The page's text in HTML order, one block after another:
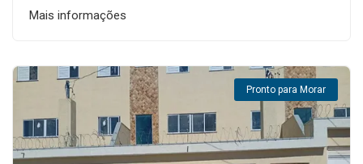
Mais informações
Pronto para Morar